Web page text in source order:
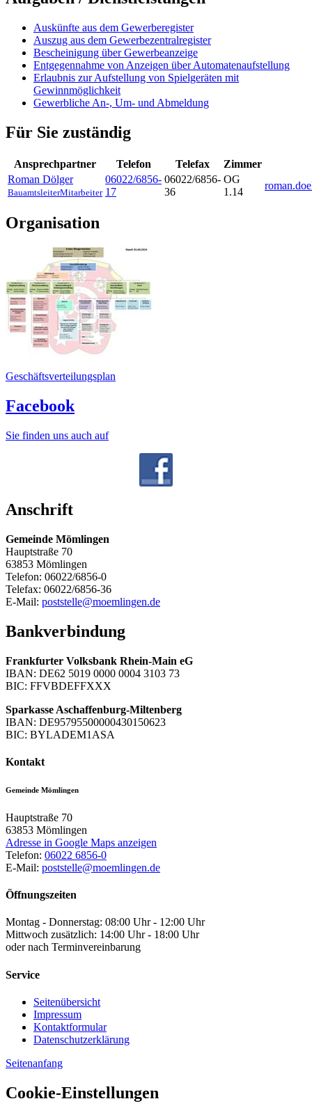
Auskünfte aus dem Gewerberegister
Auszug aus dem Gewerbezentralregister
Bescheinigung über Gewerbeanzeige
Entgegennahme von Anzeigen über Automatenaufstellung
Erlaubnis zur Aufstellung von Spielgeräten mit
Gewinnmöglichkeit
Gewerbliche An-, Um- und Abmeldung
Für Sie zuständig
Ansprechpartner Telefon Telefax
Zimmer
Roman Dölger
BauamtsleiterMitarbeiter
06022/6856-
17
06022/6856-
36
OG
1.14
Organisation
Geschäftsverteilungsplan
Facebook
Sie finden uns auch auf
Anschrift
Gemeinde Mömlingen
Hauptstraße 70
63853 Mömlingen
Telefon: 06022/6856-0
Telefax: 06022/6856-36
E-Mail: poststelle@moemlingen.de
Bankverbindung
Frankfurter Volksbank Rhein-Main eG
IBAN: DE62 5019 0000 0004 3103 73
BIC: FFVBDEFFXXX
Sparkasse Aschaffenburg-Miltenberg
IBAN: DE95795500000430150623
BIC: BYLADEM1ASA
Kontakt
Gemeinde Mömlingen
Hauptstraße 70
63853 Mömlingen
Adresse in Google Maps anzeigen
Telefon: 06022 6856-0
E-Mail: poststelle@moemlingen.de
Öffnungszeiten
Montag - Donnerstag: 08:00 Uhr - 12:00 Uhr
Mittwoch zusätzlich: 14:00 Uhr - 18:00 Uhr
oder nach Terminvereinbarung
Service
Seitenübersicht
Impressum
Kontaktformular
Datenschutzerklärung
Seitenanfang
Cookie-Einstellungen